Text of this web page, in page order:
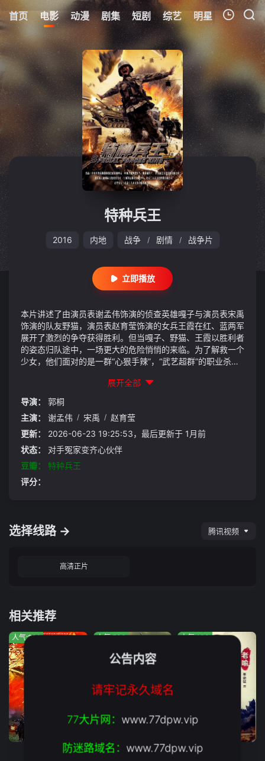
首页 电影 动漫 剧集 短剧 综艺 明星 周表
我的观影记录
暂无观看影片的记录
特种兵王
2016 内地 战争 / 剧情 / 战争片
立即播放
本片讲述了由演员表谢孟伟饰演的侦查英雄嘎子与演员表宋禹
饰演的队友野猫，演员表赵育莹饰演的女兵王霞在红、蓝两军
展开了激烈的争夺获得胜利。但当嘎子、野猫、王霞以胜利者
的姿态归队途中，一场更大的危险悄悄的来临。为了解救一个
少女，他们面对的是一群“心狠手辣”，“武艺超群”的职业杀
展开全部
导演：
郭桐
主演：
谢孟伟 / 宋禹 / 赵育莹
更新：
2026-06-23 19:25:53，最后更新于 1月前
状态：
对手冤家变齐心伙伴
豆瓣：
特种兵王
评分：
选择线路 → 腾讯视频
高清正片
相关推荐
人气:291
浴血困牛山
人气:783
双枪红娘子
人气:100
斩毒行动
公告内容
请牢记永久域名
77大片网： www.77dpw.vip
防迷路域名： www.77dpw.vip